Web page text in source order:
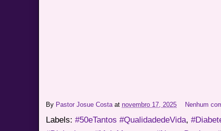
By Pastor Josue Costa atnovembro 17, 2025 Nenhum
Labels:#50eTantos #QualidadedeVida,